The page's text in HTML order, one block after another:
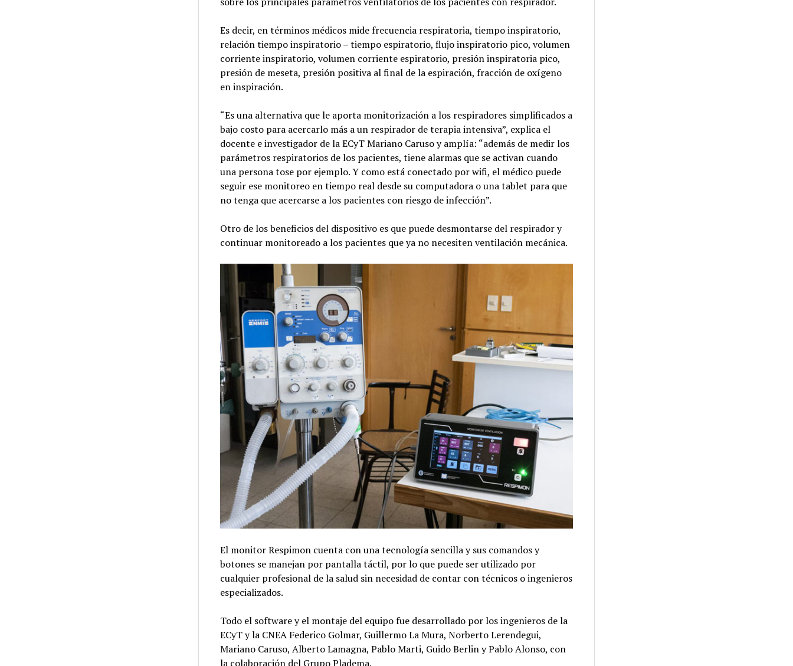
Es decir, en términos médicos mide frecuencia respiratoria, tiempo inspiratorio,
relación tiempo inspiratorio – tiempo espiratorio, flujo inspiratorio pico, volumen
corriente inspiratorio, volumen corriente espiratorio, presión inspiratoria pico,
presión de meseta, presión positiva al final de la espiración, fracción de oxígeno
en inspiración.
“Es una alternativa que le aporta monitorización a los respiradores simplificados a
bajo costo para acercarlo más a un respirador de terapia intensiva”, explica el
docente e investigador de la ECyT Mariano Caruso y amplía: “además de medir los
parámetros respiratorios de los pacientes, tiene alarmas que se activan cuando
una persona tose por ejemplo. Y como está conectado por wifi, el médico puede
seguir ese monitoreo en tiempo real desde su computadora o una tablet para que
no tenga que acercarse a los pacientes con riesgo de infección”.
Otro de los beneficios del dispositivo es que puede desmontarse del respirador y
continuar monitoreado a los pacientes que ya no necesiten ventilación mecánica.
El monitor Respimon cuenta con una tecnología sencilla y sus comandos y
botones se manejan por pantalla táctil, por lo que puede ser utilizado por
cualquier profesional de la salud sin necesidad de contar con técnicos o ingenieros
especializados.
Todo el software y el montaje del equipo fue desarrollado por los ingenieros de la
ECyT y la CNEA Federico Golmar, Guillermo La Mura, Norberto Lerendegui,
Mariano Caruso, Alberto Lamagna, Pablo Marti, Guido Berlin y Pablo Alonso, con
la colaboración del Grupo Pladema.